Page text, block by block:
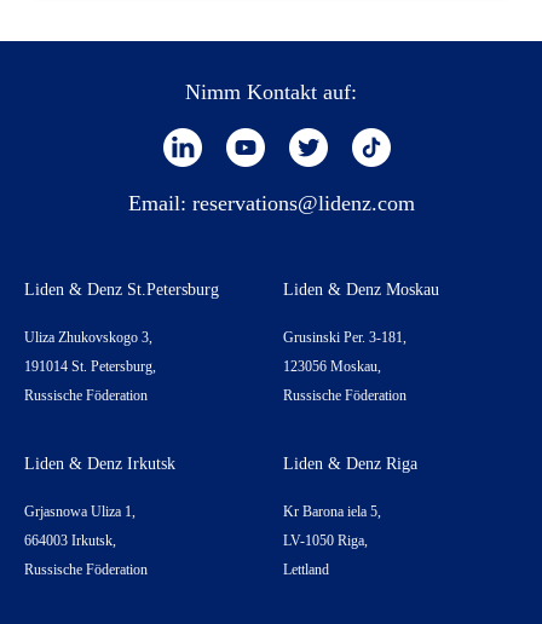
Nimm Kontakt auf:
Email: reservations@lidenz.com
Liden & Denz St.Petersburg
Uliza Zhukovskogo 3,
191014 St. Petersburg,
Russische Föderation
Liden & Denz Moskau
Grusinski Per. 3-181,
123056 Moskau,
Russische Föderation
Liden & Denz Irkutsk
Grjasnowa Uliza 1,
664003 Irkutsk,
Russische Föderation
Liden & Denz Riga
Kr Barona iela 5,
LV-1050 Riga,
Lettland